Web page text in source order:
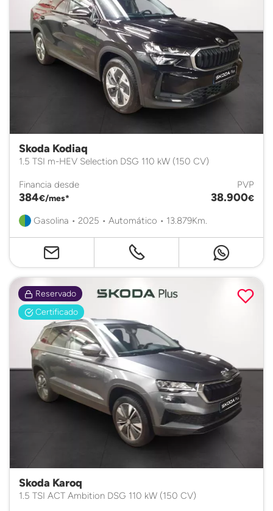
Skoda Kodiaq
1.5 TSI m-HEV Selection DSG 110 kW (150 CV)
Financia desde
384€/mes*
PVP
38.900€
Gasolina • 2025 • Automático • 13.879Km.
Reservado
Certificado
Skoda Karoq
1.5 TSI ACT Ambition DSG 110 kW (150 CV)